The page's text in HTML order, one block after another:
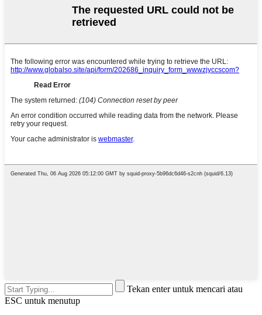
Tekan enter untuk mencari atau
ESC untuk menutup